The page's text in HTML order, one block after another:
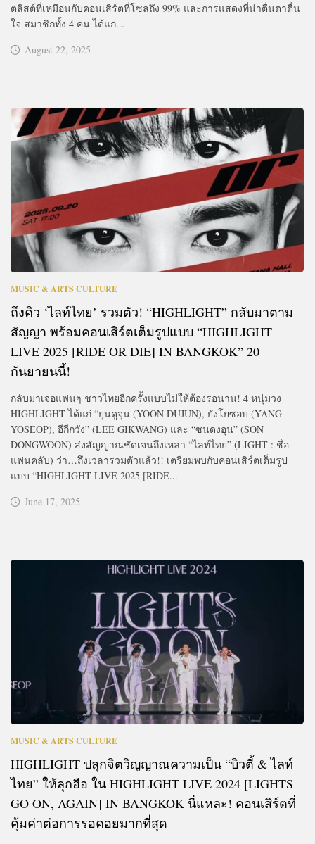
ตลิสต์ที่เหมือนกับคอนเสิร์ตที่โซลถึง 99% และการแสดงที่น่าตื่นตาตื่น
ใจ สมาชิกทั้ง 4 คน ได้แก่...
August 22, 2025
MUSIC & ARTS CULTURE
ถึงคิว ‘ไลท์ไทย’ รวมตัว! “HIGHLIGHT” กลับมาตาม
สัญญา พร้อมคอนเสิร์ตเต็มรูปแบบ “HIGHLIGHT
LIVE 2025 [RIDE OR DIE] IN BANGKOK” 20
กันยายนนี้!
กลับมาเจอแฟนๆ ชาวไทยอีกครั้งแบบไม่ให้ต้องรอนาน! 4 หนุ่มวง
HIGHLIGHT ได้แก่ “ยุนดูจุน (YOON DUJUN), ยังโยซอบ (YANG
YOSEOP), อีกีกวัง” (LEE GIKWANG) และ “ซนดงอุน” (SON
DONGWOON) ส่งสัญญาณชัดเจนถึงเหล่า “ไลท์ไทย” (LIGHT : ชื่อ
แฟนคลับ) ว่า…ถึงเวลารวมตัวแล้ว!! เตรียมพบกับคอนเสิร์ตเต็มรูป
แบบ “HIGHLIGHT LIVE 2025 [RIDE...
June 17, 2025
MUSIC & ARTS CULTURE
HIGHLIGHT ปลุกจิตวิญญาณความเป็น “บิวตี้ & ไลท์
ไทย” ให้ลุกฮือ ใน HIGHLIGHT LIVE 2024 [LIGHTS
GO ON, AGAIN] IN BANGKOK นี่แหละ! คอนเสิร์ตที่
คุ้มค่าต่อการรอคอยมากที่สุด